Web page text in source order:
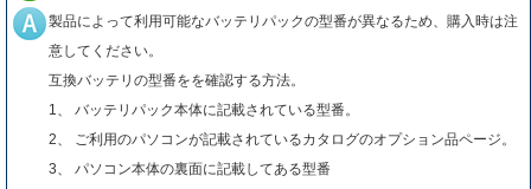
製品によって利用可能なバッテリパックの型番が異なるため、購入時は注
意してください。
互換バッテリの型番をを確認する方法。
1、 バッテリパック本体に記載されている型番。
2、 ご利用のパソコンが記載されているカタログのオプション品ページ。
3、 パソコン本体の裏面に記載してある型番